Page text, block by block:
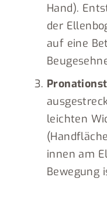
Hand).
der
auf eine
leichten
innen am
Bewegung